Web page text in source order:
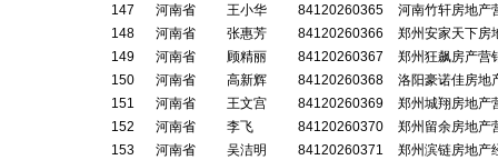
147 河南省 王小华 84120260365
河南竹轩房地产
148
河南省 张惠芳 84120260366
郑州安家天下房
149
河南省 顾精丽 84120260367
郑州狂飙房产营
150
河南省 高新辉 84120260368
洛阳豪诺佳房地
151
河南省 王文宫 84120260369
郑州城翔房地产
152
河南省 李飞 84120260370
郑州留余房地产
153
河南省 吴洁明 84120260371
郑州滨链房地产